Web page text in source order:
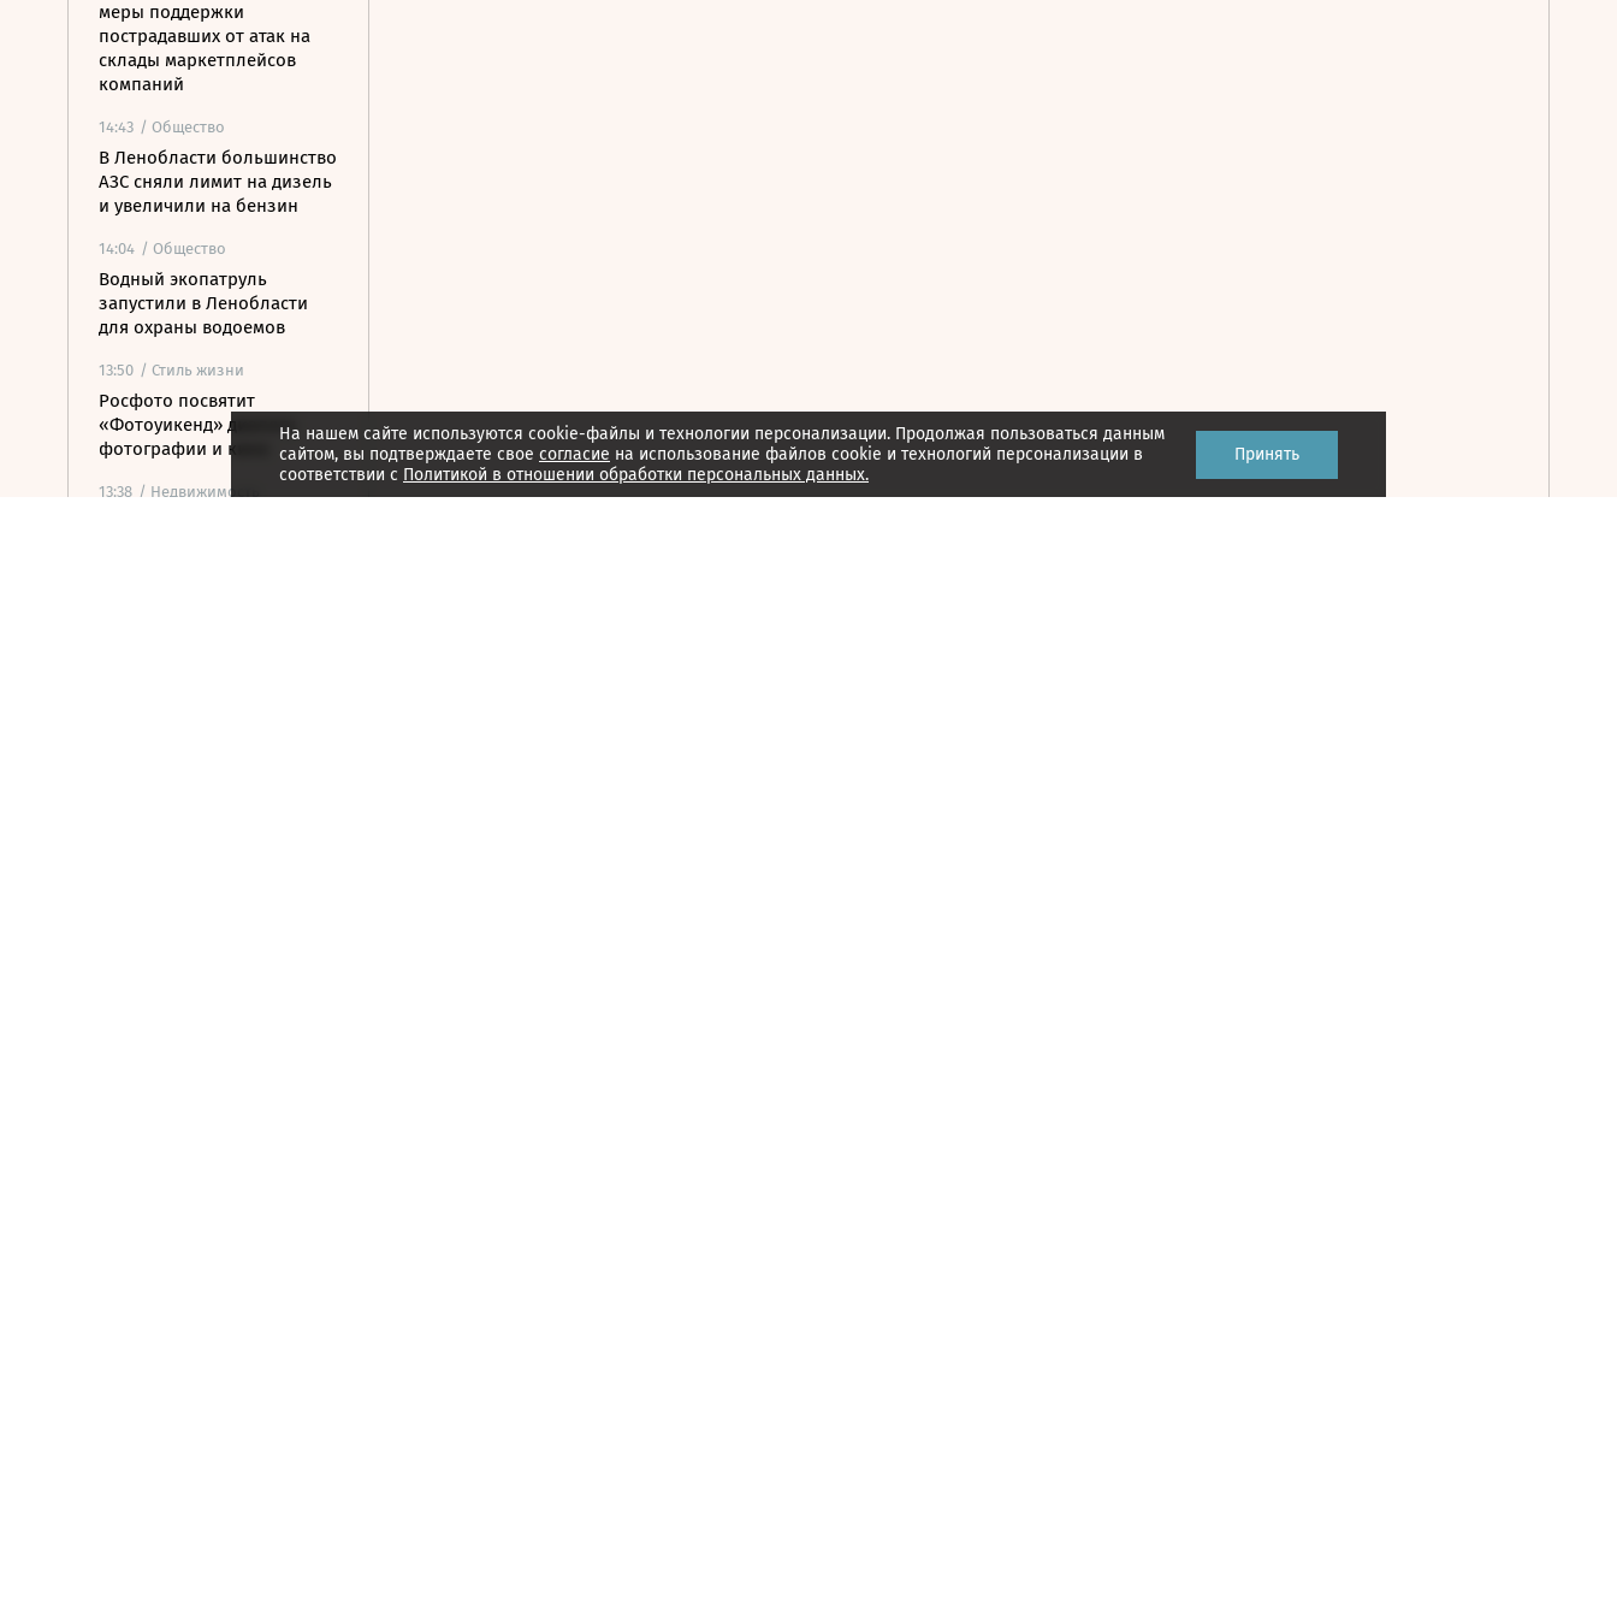
меры поддержки
пострадавших от атак на
склады маркетплейсов
компаний
14:43 / Общество
В Ленобласти большинство
АЗС сняли лимит на дизель
и увеличили на бензин
14:04 / Общество
Водный экопатруль
запустили в Ленобласти
для охраны водоемов
13:50 / Стиль жизни
Росфото посвятит
«Фотоуикенд» диалогу
фотографии и кино
13:38 / Недвижимость
На нашем сайте используются cookie-файлы и технологии персонализации. Продолжая пользоваться данным
сайтом, вы подтверждаете свое согласие на использование файлов cookie и технологий персонализации в
соответствии с Политикой в отношении обработки персональных данных.
Принять